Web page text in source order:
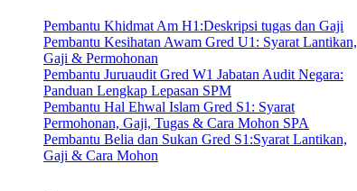
Pembantu Khidmat Am H1:Deskripsi tugas dan Gaji
Pembantu Kesihatan Awam Gred U1: Syarat Lantikan,
Gaji & Permohonan
Pembantu Juruaudit Gred W1 Jabatan Audit Negara:
Panduan Lengkap Lepasan SPM
Pembantu Hal Ehwal Islam Gred S1: Syarat
Permohonan, Gaji, Tugas & Cara Mohon SPA
Pembantu Belia dan Sukan Gred S1:Syarat Lantikan,
Gaji & Cara Mohon